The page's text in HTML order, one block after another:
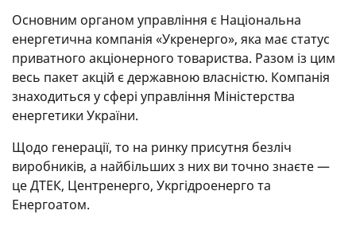
Основним органом управління є Національна
енергетична компанія «Укренерго», яка має статус
приватного акціонерного товариства. Разом із цим
весь пакет акцій є державною власністю. Компанія
знаходиться у сфері управління Міністерства
енергетики України.
Щодо генерації, то на ринку присутня безліч
виробників, а найбільших з них ви точно знаєте —
це ДТЕК, Центренерго, Укргідроенерго та
Енергоатом.